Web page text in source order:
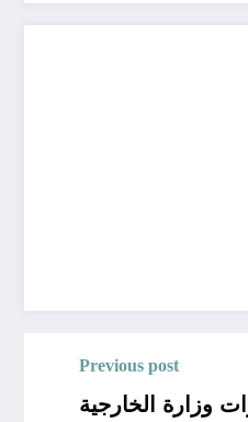
Previous post
وزارة الخارجية